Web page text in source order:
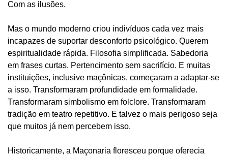
Com as ilusões.
Mas o mundo moderno criou indivíduos cada vez mais
incapazes de suportar desconforto psicológico. Querem
espiritualidade rápida. Filosofia simplificada. Sabedoria
em frases curtas. Pertencimento sem sacrifício. E muitas
instituições, inclusive maçônicas, começaram a adaptar-se
a isso. Transformaram profundidade em formalidade.
Transformaram simbolismo em folclore. Transformaram
tradição em teatro repetitivo. E talvez o mais perigoso seja
que muitos já nem percebem isso.
Historicamente, a Maçonaria floresceu porque oferecia